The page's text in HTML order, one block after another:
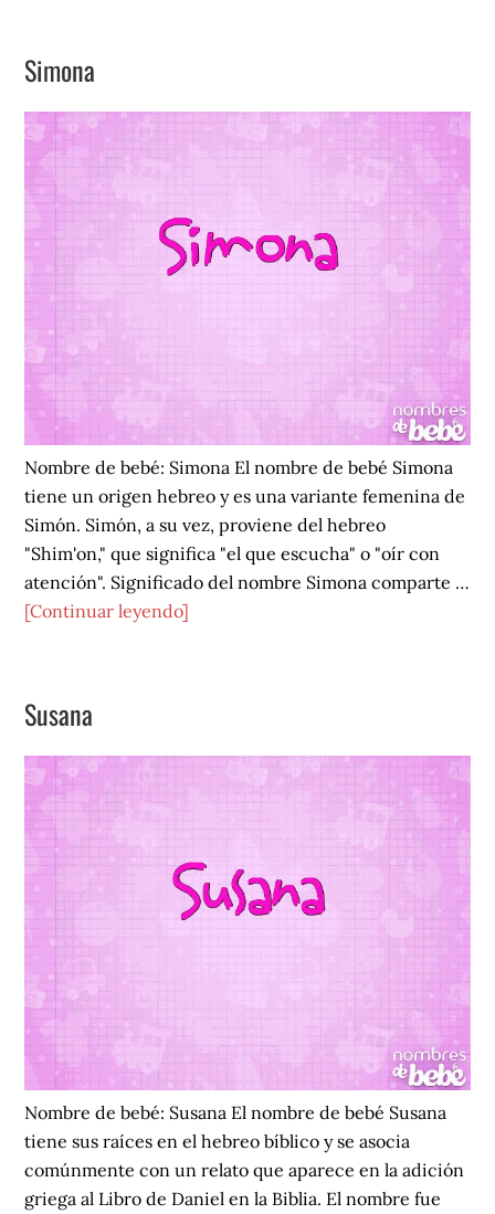
Simona
Nombre de bebé: Simona El nombre de bebé Simona
tiene un origen hebreo y es una variante femenina de
Simón. Simón, a su vez, proviene del hebreo
"Shim'on," que significa "el que escucha" o "oír con
atención". Significado del nombre Simona comparte …
[Continuar leyendo]
Susana
Nombre de bebé: Susana El nombre de bebé Susana
tiene sus raíces en el hebreo bíblico y se asocia
comúnmente con un relato que aparece en la adición
griega al Libro de Daniel en la Biblia. El nombre fue